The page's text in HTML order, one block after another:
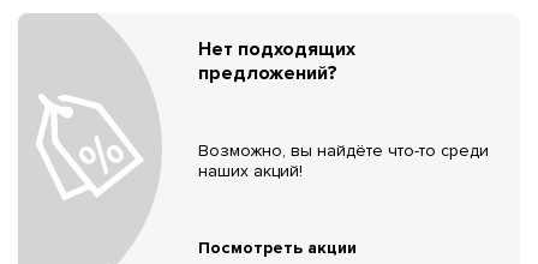
Нет подходящих
предложений?
Возможно, вы найдёте что-то среди
наших акций!
Посмотреть акции